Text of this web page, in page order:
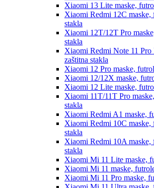
Xiaomi 13 Lite maske,
Xiaomi Redmi 12C maske,
stakla
Xiaomi 12T/12T Pro
stakla
Xiaomi Redmi Note 11 Pro
zaštitna stakla
Xiaomi 12 Pro maske,
Xiaomi 12/12X maske,
Xiaomi 12 Lite maske,
Xiaomi 11T/11T Pro
stakla
Xiaomi Redmi A1 maske,
Xiaomi Redmi 10C maske,
stakla
Xiaomi Redmi 10A maske,
stakla
Xiaomi Mi 11 Lite maske,
Xiaomi Mi 11 maske,
Xiaomi Mi 11 Pro maske,